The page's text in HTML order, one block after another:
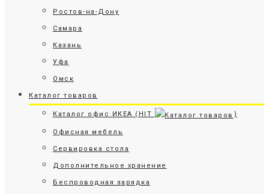
Ростов-на-Дону
Самара
Казань
Уфа
Омск
Каталог товаров
Каталог офис ИКЕА (HIT )
Офисная мебель
Сервировка стола
Дополнительное хранение
Беспроводная зарядка